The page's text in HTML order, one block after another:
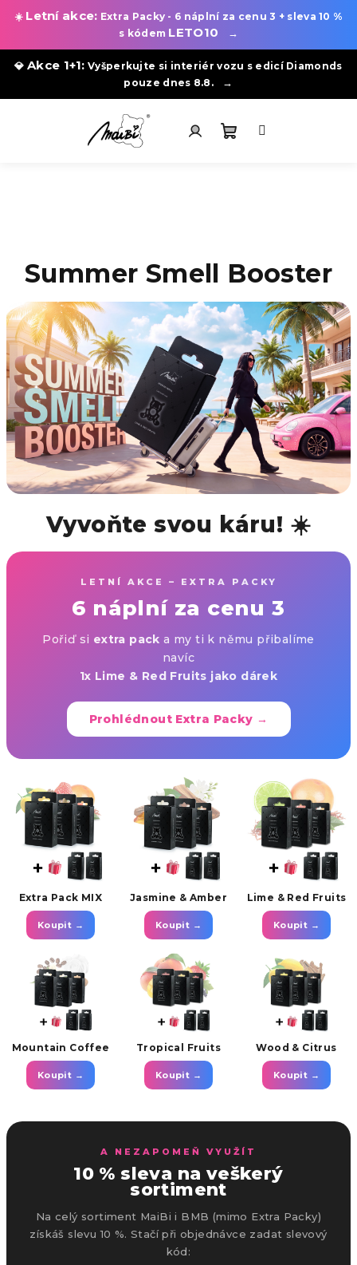
☀️ Letní akce: Extra Packy - 6 náplní za cenu 3 + sleva 10 %
s kódem LETO10 →
💎Akce 1+1: Vyšperkujte si interiér vozu s edicí Diamonds
pouze dnes 8.8.
→
Summer Smell Booster
Vyvoňte svou káru! ☀️
LETNÍ AKCE – EXTRA PACKY
6 náplní za cenu 3
Pořiď si extra pack a my ti k němu přibalíme
navíc
1x Lime & Red Fruits jako dárek
Prohlédnout Extra Packy →
Extra Pack MIX
Koupit →
Jasmine & Amber
Koupit →
Lime & Red Fruits
Koupit →
Mountain Coffee
Koupit →
Tropical Fruits
Koupit →
Wood & Citrus
Koupit →
A NEZAPOMEŇ VYUŽÍT
10 % sleva na veškerý
sortiment
Na celý sortiment MaiBi i BMB (mimo Extra Packy)
získáš slevu 10 %. Stačí při objednávce zadat slevový
kód: